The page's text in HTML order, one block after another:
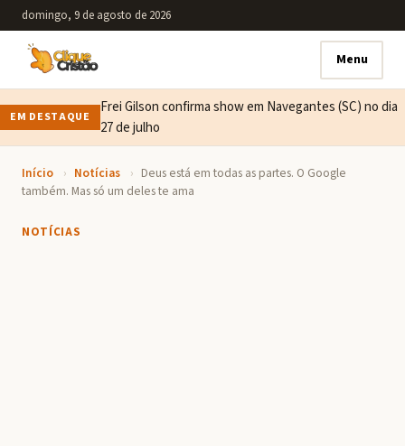
domingo, 9 de agosto de 2026
Menu
EM DESTAQUE
Frei Gilson confirma show em Navegantes (SC) no dia
27 de julho
Início › Notícias › Deus está em todas as partes. O Google
também. Mas só um deles te ama
NOTÍCIAS